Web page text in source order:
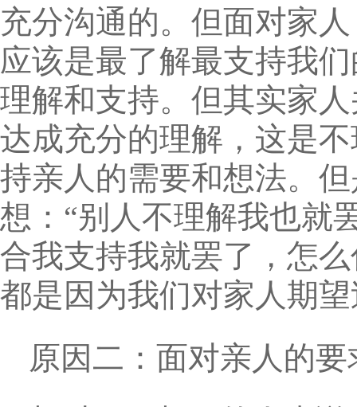
充分沟通的。但面对家
应该是最了解最支持我
理解和支持。但其实家
达成充分的理解，这是
持亲人的需要和想法。
想：“别人不理解我也就
合我支持我就罢了，怎
都是因为我们对家人期
原因二：面对亲人的